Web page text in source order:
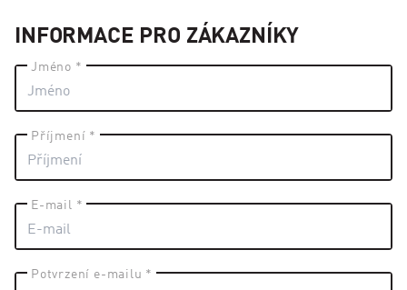
INFORMACE PRO ZÁKAZNÍKY
Jméno *
Příjmení *
E-mail *
Potvrzení e-mailu *